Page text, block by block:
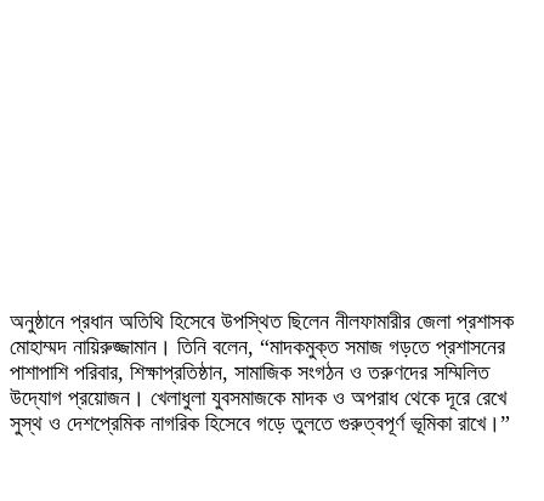
অনুষ্ঠানে প্রধান অতিথি হিসেবে উপস্থিত ছিলেন নীলফামারীর জেলা প্রশাসক
মোহাম্মদ নায়িরুজ্জামান। তিনি বলেন, “মাদকমুক্ত সমাজ গড়তে প্রশাসনের
পাশাপাশি পরিবার, শিক্ষাপ্রতিষ্ঠান, সামাজিক সংগঠন ও তরুণদের সম্মিলিত
উদ্যোগ প্রয়োজন। খেলাধুলা যুবসমাজকে মাদক ও অপরাধ থেকে দূরে রেখে
সুস্থ ও দেশপ্রেমিক নাগরিক হিসেবে গড়ে তুলতে গুরুত্বপূর্ণ ভূমিকা রাখে।”